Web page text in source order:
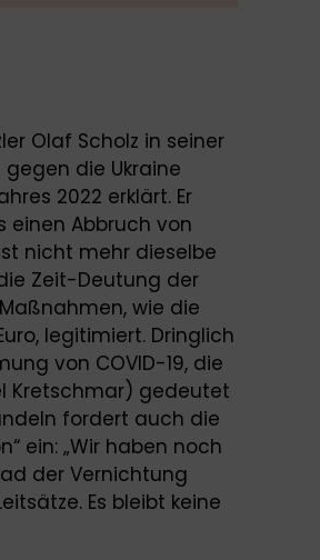
Olaf Scholz in seiner
die Ukraine
2022 erklärt. Er
einen Abbruch von
nicht mehr dieselbe
Zeit-Deutung der
wie die
legitimiert. Dringlich
von COVID-19, die
Kretschmar) gedeutet
fordert auch die
ein: „Wir haben noch
der Vernichtung
Es bleibt keine